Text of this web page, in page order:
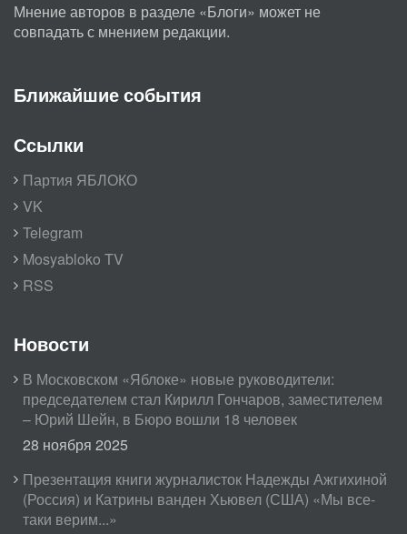
Мнение авторов в разделе «Блоги» может не
совпадать с мнением редакции.
Ближайшие события
Ссылки
Партия ЯБЛОКО
VK
Telegram
Mosyabloko TV
RSS
Новости
В Московском «Яблоке» новые руководители:
председателем стал Кирилл Гончаров, заместителем
– Юрий Шейн, в Бюро вошли 18 человек
28 ноября 2025
Презентация книги журналисток Надежды Ажгихиной
(Россия) и Катрины ванден Хьювел (США) «Мы все-
таки верим...»